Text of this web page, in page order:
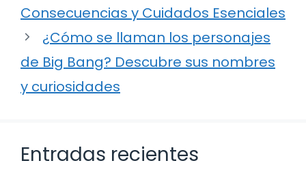
Consecuencias y Cuidados Esenciales
¿Cómo se llaman los personajes
de Big Bang? Descubre sus nombres
y curiosidades
Entradas recientes